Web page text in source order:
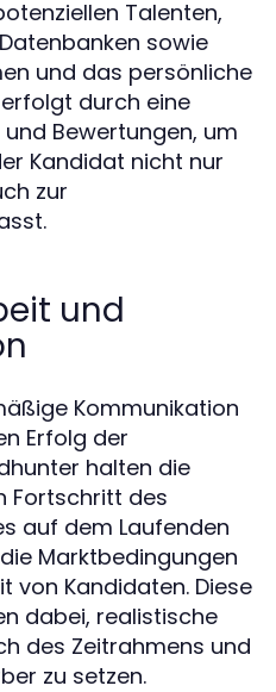
Talenten,
sowie
und das persönliche
erfolgt durch eine
Bewertungen, um
Kandidat nicht nur
zur
und
Kommunikation
Erfolg der
halten die
Fortschritt des
auf dem Laufenden
Marktbedingungen
von Kandidaten. Diese
dabei, realistische
des Zeitrahmens und
zu setzen.